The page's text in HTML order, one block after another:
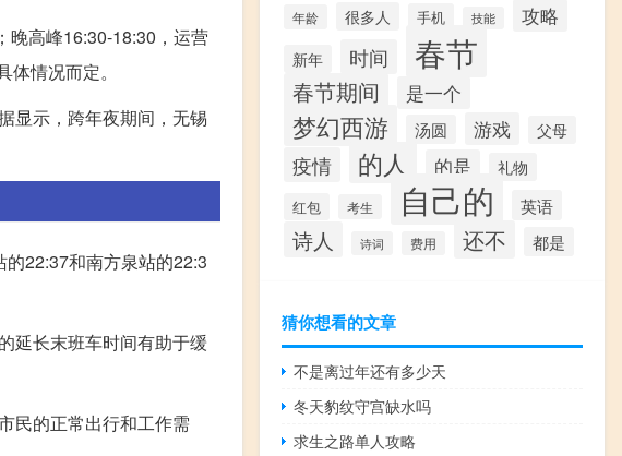
晚高峰16:30-18:30，运营
情况而定。
显示，跨年夜期间，无锡
22:37和南方泉站的22:3
延长末班车时间有助于缓
民的正常出行和工作需
年龄 很多人 手机 技能 攻略
新年 时间 春节
春节期间 是一个
梦幻西游 汤圆 游戏 父母
疫情 的人 的是 礼物
红包 考生 自己的 英语
诗人 诗词 费用 还不 都是
猜你想看的文章
不是离过年还有多少天
冬天豹纹守宫缺水吗
求生之路单人攻略